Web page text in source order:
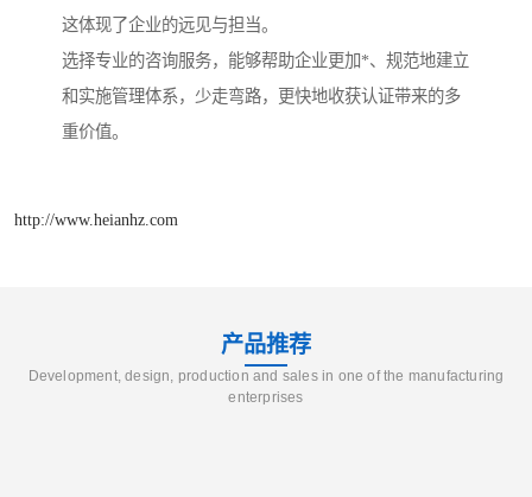
这体现了企业的远见与担当。
选择专业的咨询服务，能够帮助企业更加*、规范地建立
和实施管理体系，少走弯路，更快地收获认证带来的多
重价值。
http://www.heianhz.com
产品推荐
Development, design, production and sales in one of the manufacturing
enterprises